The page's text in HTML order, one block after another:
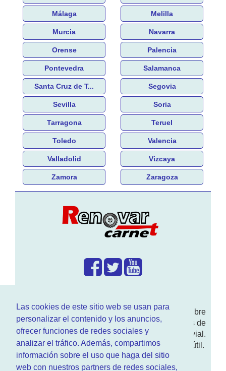
Las cookies de este sitio web se usan para
personalizar el contenido y los anuncios,
ofrecer funciones de redes sociales y
analizar el tráfico. Además, compartimos
información sobre el uso que haga del sitio
web con nuestros partners de redes sociales,
Málaga Melilla
Murcia Navarra
Orense Palencia
Pontevedra Salamanca
Santa Cruz de T... Segovia
Sevilla Soria
Tarragona Teruel
Toledo Valencia
Valladolid Vizcaya
Zamora Zaragoza
Enwww.RenovarCarnet.comTe contamos sobre
larenovación del permisode conducir, noticias de
actualidad motor y sobre todo seguridad vial.
Ademas tenemos todo tipo de información DGT útil.
¿Quienes somos?